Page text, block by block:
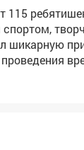
115